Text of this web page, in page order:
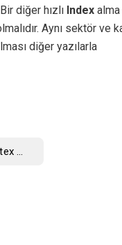
diğer hızlı Index
Aynı sektör ve
diğer yazılarla
...